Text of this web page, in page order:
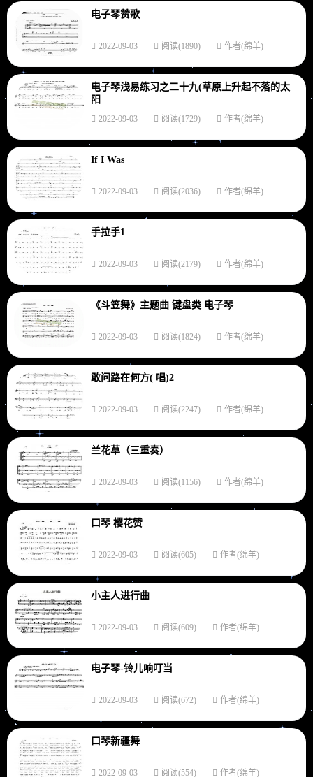
电子琴赞歌
2022-09-03 阅读(1890) 作者(绵羊)
电子琴浅易练习之二十九(草原上升起不落的太
阳
2022-09-03 阅读(1729) 作者(绵羊)
If I Was
2022-09-03 阅读(2036) 作者(绵羊)
手拉手1
2022-09-03 阅读(2179) 作者(绵羊)
《斗笠舞》主题曲 键盘类 电子琴
2022-09-03 阅读(1824) 作者(绵羊)
敢问路在何方( 唱)2
2022-09-03 阅读(2247) 作者(绵羊)
兰花草（三重奏）
2022-09-03 阅读(1156) 作者(绵羊)
口琴 樱花赞
2022-09-03 阅读(605) 作者(绵羊)
小主人进行曲
2022-09-03 阅读(609) 作者(绵羊)
电子琴-铃儿响叮当
2022-09-03 阅读(672) 作者(绵羊)
口琴新疆舞
2022-09-03 阅读(554) 作者(绵羊)